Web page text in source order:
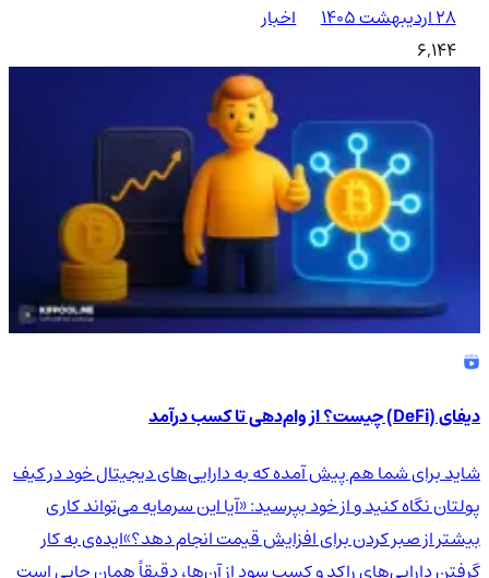
۲۸ اردیبهشت ۱۴۰۵
اخبار
6,144
دیفای (DeFi) چیست؟ از وام‌دهی تا کسب درآمد
شاید برای شما هم پیش آمده که به دارایی‌های دیجیتال خود در کیف
پولتان نگاه کنید و از خود بپرسید: «آیا این سرمایه می‌تواند کاری
بیشتر از صبر کردن برای افزایش قیمت انجام دهد؟»ایده‌ی به کار
گرفتن دارایی‌های راکد و کسب سود از آن‌ها، دقیقاً همان جایی است